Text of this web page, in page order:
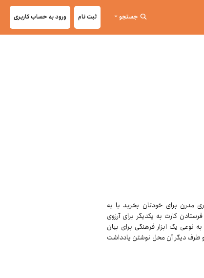
جستجو ثبت نام ورود به حساب کاربری
یک یادگاری مدرن برای خودتان بخرید یا به
کارت به یکدیگر برای آرزوی
نوعی یک ابزار فرهنگی برای بیان
طرف دیگر آن محل نوشتن یادداشت